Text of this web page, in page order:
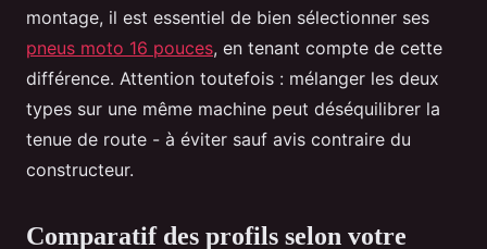
montage, il est essentiel de bien sélectionner ses
pneus moto 16 pouces, en tenant compte de cette
différence. Attention toutefois : mélanger les deux
types sur une même machine peut déséquilibrer la
tenue de route - à éviter sauf avis contraire du
constructeur.
Comparatif des profils selon votre